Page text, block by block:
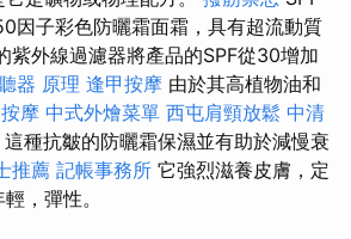
因子彩色防曬霜面霜，具有超流動質
紫外線過濾器將產品的SPF從30增加
器 原理 逢甲按摩 由於其高植物油和
摩 中式外燴菜單 西屯肩頸放鬆 中清
這種抗皺的防曬霜保濕並有助於減慢衰
推薦 記帳事務所 它強烈滋養皮膚，定
，彈性。